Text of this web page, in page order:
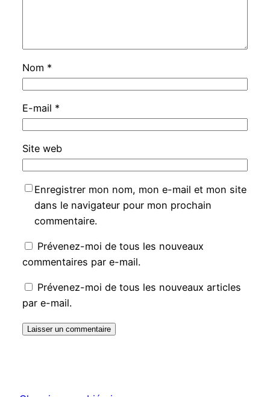
Nom *
E-mail *
Site web
Enregistrer mon nom, mon e-mail et mon site
dans le navigateur pour mon prochain
commentaire.
Prévenez-moi de tous les nouveaux
commentaires par e-mail.
Prévenez-moi de tous les nouveaux articles
par e-mail.